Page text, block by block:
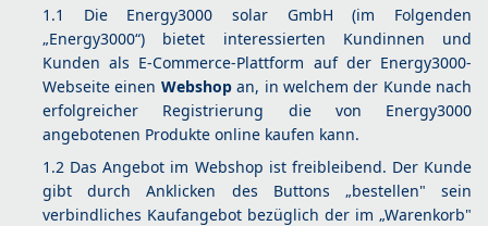
1.1 Die Energy3000 solar GmbH (im Folgenden
„Energy3000“) bietet interessierten Kundinnen und
Kunden als E-Commerce-Plattform auf der Energy3000-
Webseite einen Webshopan, in welchem der Kunde nach
erfolgreicher Registrierung die von Energy3000
angebotenen Produkte online kaufen kann.
1.2 Das Angebot im Webshop ist freibleibend. Der Kunde
gibt durch Anklicken des Buttons „bestellen" sein
verbindliches Kaufangebot bezüglich der im „Warenkorb"